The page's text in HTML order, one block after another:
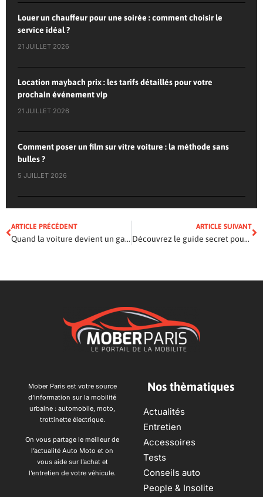
Louer un chauffeur pour une soirée : comment choisir le
service idéal ?
21 JUILLET 2026
Location maybach prix : les tarifs détaillés pour votre
prochain événement vip
21 JUILLET 2026
Comment poser un film sur vitre voiture : la méthode sans
bulles ?
5 JUILLET 2026
ARTICLE PRÉCÉDENT
Quand la voiture devient un gadget : découvrez les technologies auto de demain
ARTICLE SUIVANT
Découvrez le guide secret pour choisir la moto idéale cette année
Mober Paris est votre source
d’information sur la mobilité
urbaine : automobile, moto,
trottinette électrique.
On vous partage le meilleur de
l’actualité Auto Moto et on
vous aide sur l’achat et
l’entretien de votre véhicule.
Nos thèmatiques
Actualités
Entretien
Accessoires
Tests
Conseils auto
People & Insolite